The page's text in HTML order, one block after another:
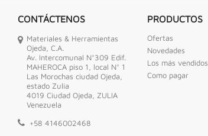
CONTÁCTENOS
Materiales & Herramientas
Ojeda, C.A.
Av. Intercomunal N°309 Edif.
MAHEROCA piso 1, local N° 1
Las Morochas ciudad Ojeda,
estado Zulia
4019 Ciudad Ojeda, ZULIA
Venezuela
+58 4146002468
PRODUCTOS
Ofertas
Novedades
Los más vendidos
Como pagar